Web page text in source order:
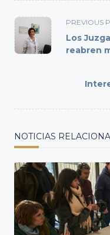
<span
class="nav-
subtitle
PREVIOUS
Los
reabren
NOTICIAS